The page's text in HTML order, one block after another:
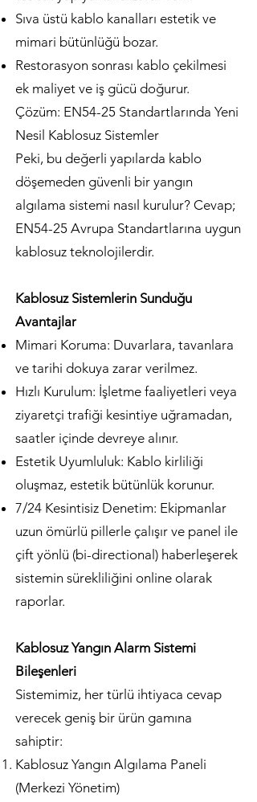
Sıva üstü kablo kanalları estetik ve
mimari bütünlüğü bozar.
Restorasyon sonrası kablo çekilmesi
ek maliyet ve iş gücü doğurur.
Çözüm: EN54-25 Standartlarında Yeni
Nesil Kablosuz Sistemler
Peki, bu değerli yapılarda kablo
döşemeden güvenli bir yangın
algılama sistemi nasıl kurulur? Cevap;
EN54-25 Avrupa Standartlarına uygun
kablosuz teknolojilerdir.
Kablosuz Sistemlerin Sunduğu
Avantajlar
Mimari Koruma: Duvarlara, tavanlara
ve tarihi dokuya zarar verilmez.
Hızlı Kurulum: İşletme faaliyetleri veya
ziyaretçi trafiği kesintiye uğramadan,
saatler içinde devreye alınır.
Estetik Uyumluluk: Kablo kirliliği
oluşmaz, estetik bütünlük korunur.
7/24 Kesintisiz Denetim: Ekipmanlar
uzun ömürlü pillerle çalışır ve panel ile
çift yönlü (bi-directional) haberleşerek
sistemin sürekliliğini online olarak
raporlar.
Kablosuz Yangın Alarm Sistemi
Bileşenleri
Sistemimiz, her türlü ihtiyaca cevap
verecek geniş bir ürün gamına
sahiptir:
Kablosuz Yangın Algılama Paneli
(Merkezi Yönetim)